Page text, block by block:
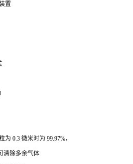
置
为 0.3 微米时为 99.97%，
清除多余气体